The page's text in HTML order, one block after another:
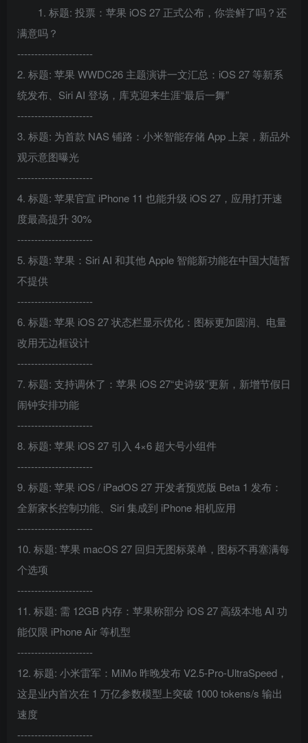
1. 标题: 投票：苹果 iOS 27 正式公布，你尝鲜了吗？还
满意吗？
----------------------
2. 标题: 苹果 WWDC26 主题演讲一文汇总：iOS 27 等新系
统发布、Siri AI 登场，库克迎来生涯“最后一舞”
----------------------
3. 标题: 为首款 NAS 铺路：小米智能存储 App 上架，新品外
观示意图曝光
----------------------
4. 标题: 苹果官宣 iPhone 11 也能升级 iOS 27，应用打开速
度最高提升 30%
----------------------
5. 标题: 苹果：Siri AI 和其他 Apple 智能新功能在中国大陆暂
不提供
----------------------
6. 标题: 苹果 iOS 27 状态栏显示优化：图标更加圆润、电量
改用无边框设计
----------------------
7. 标题: 支持调休了：苹果 iOS 27“史诗级”更新，新增节假日
闹钟安排功能
----------------------
8. 标题: 苹果 iOS 27 引入 4×6 超大号小组件
----------------------
9. 标题: 苹果 iOS / iPadOS 27 开发者预览版 Beta 1 发布：
全新家长控制功能、Siri 集成到 iPhone 相机应用
----------------------
10. 标题: 苹果 macOS 27 回归无图标菜单，图标不再塞满每
个选项
----------------------
11. 标题: 需 12GB 内存：苹果称部分 iOS 27 高级本地 AI 功
能仅限 iPhone Air 等机型
----------------------
12. 标题: 小米雷军：MiMo 昨晚发布 V2.5-Pro-UltraSpeed，
这是业内首次在 1 万亿参数模型上突破 1000 tokens/s 输出
速度
----------------------